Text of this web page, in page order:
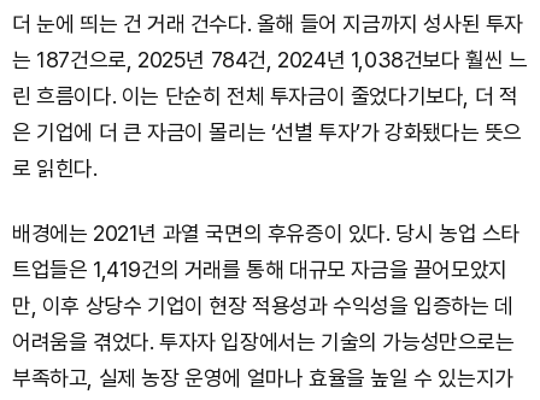
더 눈에 띄는 건 거래 건수다. 올해 들어 지금까지 성사된 투자
는 187건으로, 2025년 784건, 2024년 1,038건보다 훨씬 느
린 흐름이다. 이는 단순히 전체 투자금이 줄었다기보다, 더 적
은 기업에 더 큰 자금이 몰리는 ‘선별 투자’가 강화됐다는 뜻으
로 읽힌다.
배경에는 2021년 과열 국면의 후유증이 있다. 당시 농업 스타
트업들은 1,419건의 거래를 통해 대규모 자금을 끌어모았지
만, 이후 상당수 기업이 현장 적용성과 수익성을 입증하는 데
어려움을 겪었다. 투자자 입장에서는 기술의 가능성만으로는
부족하고, 실제 농장 운영에 얼마나 효율을 높일 수 있는지가